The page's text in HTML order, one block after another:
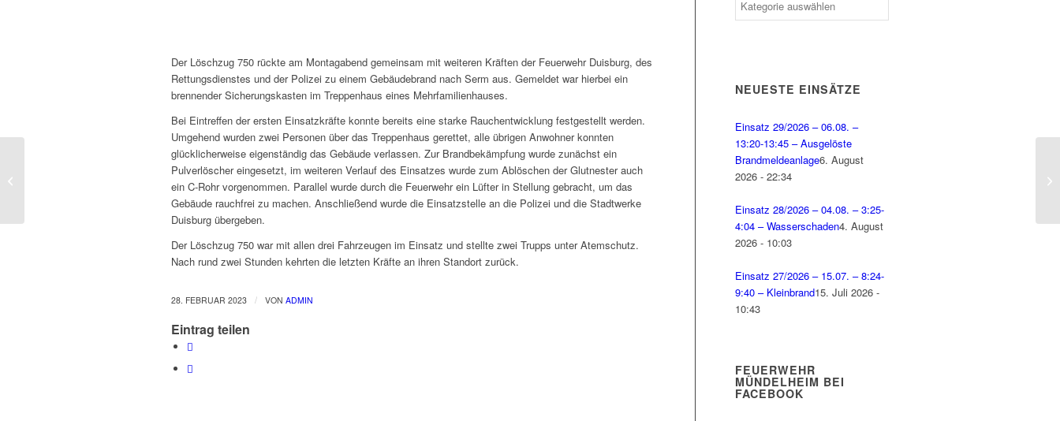
Der Löschzug 750 rückte am Montagabend gemeinsam mit weiteren Kräften der Feuerwehr Duisburg, des
Rettungsdienstes und der Polizei zu einem Gebäudebrand nach Serm aus. Gemeldet war hierbei ein
brennender Sicherungskasten im Treppenhaus eines Mehrfamilienhauses.
Bei Eintreffen der ersten Einsatzkräfte konnte bereits eine starke Rauchentwicklung festgestellt werden.
Umgehend wurden zwei Personen über das Treppenhaus gerettet, alle übrigen Anwohner konnten
glücklicherweise eigenständig das Gebäude verlassen. Zur Brandbekämpfung wurde zunächst ein
Pulverlöscher eingesetzt, im weiteren Verlauf des Einsatzes wurde zum Ablöschen der Glutnester auch
ein C-Rohr vorgenommen. Parallel wurde durch die Feuerwehr ein Lüfter in Stellung gebracht, um das
Gebäude rauchfrei zu machen. Anschließend wurde die Einsatzstelle an die Polizei und die Stadtwerke
Duisburg übergeben.
Der Löschzug 750 war mit allen drei Fahrzeugen im Einsatz und stellte zwei Trupps unter Atemschutz.
Nach rund zwei Stunden kehrten die letzten Kräfte an ihren Standort zurück.
28. FEBRUAR 2023 / VON ADMIN
Eintrag teilen
NEUESTE EINSÄTZE
Einsatz 29/2026 – 06.08. –
13:20-13:45 – Ausgelöste
Brandmeldeanlage6. August
2026 - 22:34
Einsatz 28/2026 – 04.08. – 3:25-
4:04 – Wasserschaden4. August
2026 - 10:03
Einsatz 27/2026 – 15.07. – 8:24-
9:40 – Kleinbrand15. Juli 2026 -
10:43
FEUERWEHR
MÜNDELHEIM BEI
FACEBOOK